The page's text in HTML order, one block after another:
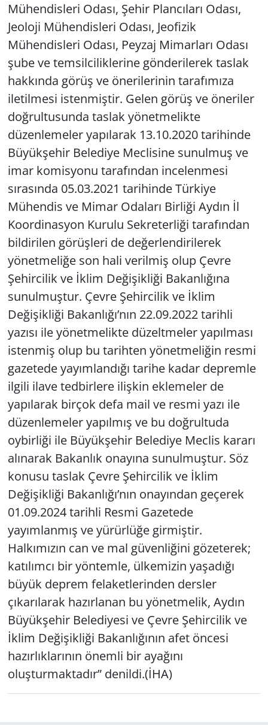
Mühendisleri Odası, Şehir Plancıları Odası,
Jeoloji Mühendisleri Odası, Jeofizik
Mühendisleri Odası, Peyzaj Mimarları Odası
şube ve temsilciliklerine gönderilerek taslak
hakkında görüş ve önerilerinin tarafımıza
iletilmesi istenmiştir. Gelen görüş ve öneriler
doğrultusunda taslak yönetmelikte
düzenlemeler yapılarak 13.10.2020 tarihinde
Büyükşehir Belediye Meclisine sunulmuş ve
imar komisyonu tarafından incelenmesi
sırasında 05.03.2021 tarihinde Türkiye
Mühendis ve Mimar Odaları Birliği Aydın İl
Koordinasyon Kurulu Sekreterliği tarafından
bildirilen görüşleri de değerlendirilerek
yönetmeliğe son hali verilmiş olup Çevre
Şehircilik ve İklim Değişikliği Bakanlığına
sunulmuştur. Çevre Şehircilik ve İklim
Değişikliği Bakanlığı’nın 22.09.2022 tarihli
yazısı ile yönetmelikte düzeltmeler yapılması
istenmiş olup bu tarihten yönetmeliğin resmi
gazetede yayımlandığı tarihe kadar depremle
ilgili ilave tedbirlere ilişkin eklemeler de
yapılarak birçok defa mail ve resmi yazı ile
düzenlemeler yapılmış ve bu doğrultuda
oybirliği ile Büyükşehir Belediye Meclis kararı
alınarak Bakanlık onayına sunulmuştur. Söz
konusu taslak Çevre Şehircilik ve İklim
Değişikliği Bakanlığı’nın onayından geçerek
01.09.2024 tarihli Resmi Gazetede
yayımlanmış ve yürürlüğe girmiştir.
Halkımızın can ve mal güvenliğini gözeterek;
katılımcı bir yöntemle, ülkemizin yaşadığı
büyük deprem felaketlerinden dersler
çıkarılarak hazırlanan bu yönetmelik, Aydın
Büyükşehir Belediyesi ve Çevre Şehircilik ve
İklim Değişikliği Bakanlığının afet öncesi
hazırlıklarının önemli bir ayağını
oluşturmaktadır” denildi.(İHA)